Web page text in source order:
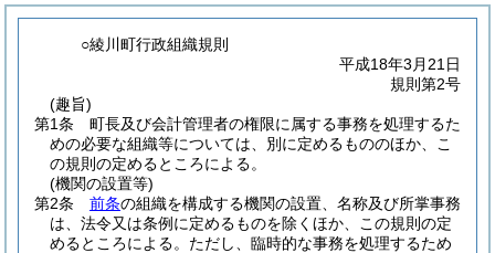
○綾川町行政組織規則
平成18年3月21日
規則第2号
(趣旨)
第1条
町長及び会計管理者の権限に属する事務を処理するた
めの必要な組織等については、別に定めるもののほか、こ
の規則の定めるところによる。
(機関の設置等)
第2条
前条の組織を構成する機関の設置、名称及び所掌事務
は、法令又は条例に定めるものを除くほか、この規則の定
めるところによる。 ただし、臨時的な事務を処理するため